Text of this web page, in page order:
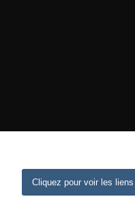
Cliquez pour voir les liens